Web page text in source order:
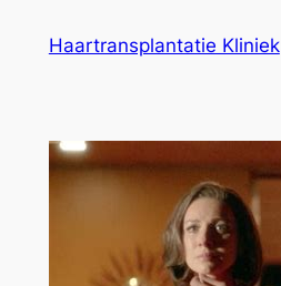
Haartransplantatie Kliniek